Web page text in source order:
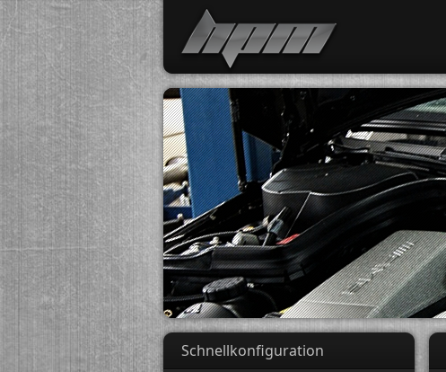
Schnellkonfiguration